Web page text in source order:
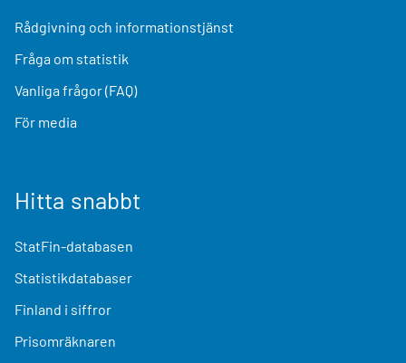
Rådgivning och informationstjänst
Fråga om statistik
Vanliga frågor (FAQ)
För media
Hitta snabbt
StatFin-databasen
Statistikdatabaser
Finland i siffror
Prisomräknaren